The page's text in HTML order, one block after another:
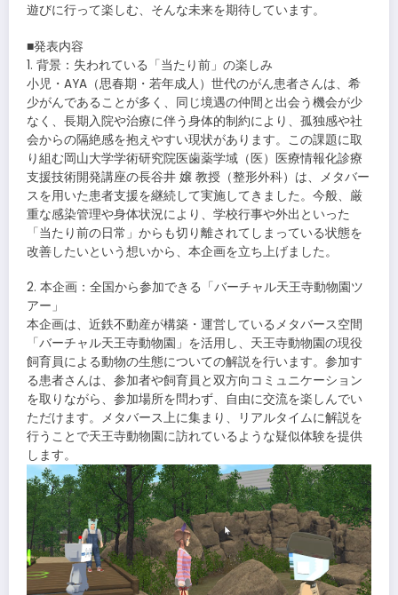
遊びに行って楽しむ、そんな未来を期待しています。
■発表内容
1. 背景：失われている「当たり前」の楽しみ
小児・AYA（思春期・若年成人）世代のがん患者さんは、希
少がんであることが多く、同じ境遇の仲間と出会う機会が少
なく、長期入院や治療に伴う身体的制約により、孤独感や社
会からの隔絶感を抱えやすい現状があります。この課題に取
り組む岡山大学学術研究院医歯薬学域（医）医療情報化診療
支援技術開発講座の長谷井 嬢 教授（整形外科）は、メタバー
スを用いた患者支援を継続して実施してきました。今般、厳
重な感染管理や身体状況により、学校行事や外出といった
「当たり前の日常」からも切り離されてしまっている状態を
改善したいという想いから、本企画を立ち上げました。
2. 本企画：全国から参加できる「バーチャル天王寺動物園ツ
アー」
本企画は、近鉄不動産が構築・運営しているメタバース空間
「バーチャル天王寺動物園」を活用し、天王寺動物園の現役
飼育員による動物の生態についての解説を行います。参加す
る患者さんは、参加者や飼育員と双方向コミュニケーション
を取りながら、参加場所を問わず、自由に交流を楽しんでい
ただけます。メタバース上に集まり、リアルタイムに解説を
行うことで天王寺動物園に訪れているような疑似体験を提供
します。